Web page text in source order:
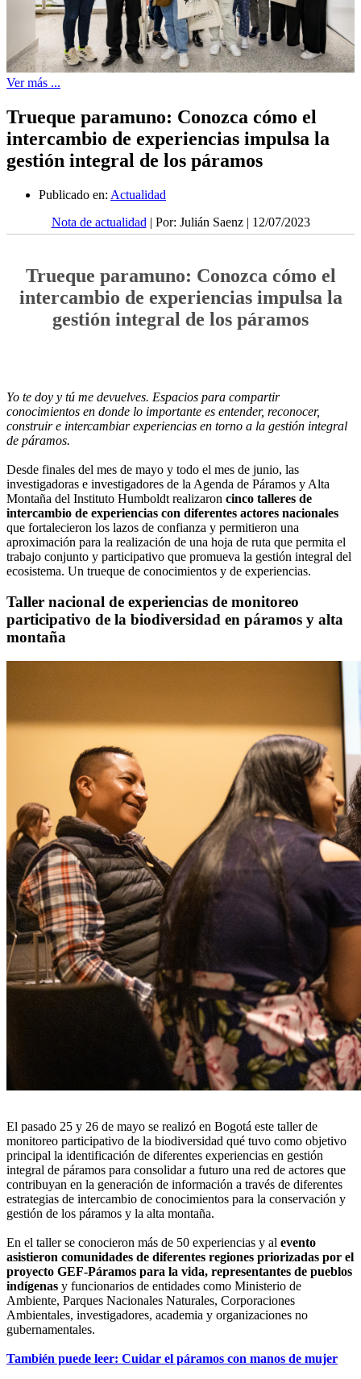
Ver más ...
Trueque paramuno: Conozca cómo el
intercambio de experiencias impulsa la
gestión integral de los páramos
Publicado en: Actualidad
Nota de actualidad | Por: Julián Saenz | 12/07/2023
Trueque paramuno: Conozca cómo el
intercambio de experiencias impulsa la
gestión integral de los páramos
Yo te doy y tú me devuelves. Espacios para compartir
conocimientos en donde lo importante es entender, reconocer,
construir e intercambiar experiencias en torno a la gestión integral
de páramos.
Desde finales del mes de mayo y todo el mes de junio, las
investigadoras e investigadores de la Agenda de Páramos y Alta
Montaña del Instituto Humboldt realizaron cinco talleres de
intercambio de experiencias con diferentes actores nacionales
que fortalecieron los lazos de confianza y permitieron una
aproximación para la realización de una hoja de ruta que permita el
trabajo conjunto y participativo que promueva la gestión integral del
ecosistema. Un trueque de conocimientos y de experiencias.
Taller nacional de experiencias de monitoreo
participativo de la biodiversidad en páramos y alta
montaña
El pasado 25 y 26 de mayo se realizó en Bogotá este taller de
monitoreo participativo de la biodiversidad qué tuvo como objetivo
principal la identificación de diferentes experiencias en gestión
integral de páramos para consolidar a futuro una red de actores que
contribuyan en la generación de información a través de diferentes
estrategias de intercambio de conocimientos para la conservación y
gestión de los páramos y la alta montaña.
En el taller se conocieron más de 50 experiencias y al evento
asistieron comunidades de diferentes regiones priorizadas por el
proyecto GEF-Páramos para la vida, representantes de pueblos
indígenas y funcionarios de entidades como Ministerio de
Ambiente, Parques Nacionales Naturales, Corporaciones
Ambientales, investigadores, academia y organizaciones no
gubernamentales.
También puede leer: Cuidar el páramos con manos de mujer